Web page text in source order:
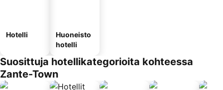
Hotelli
Huoneisto
hotelli
Suosittuja hotellikategorioita kohteessa
Zante-Town